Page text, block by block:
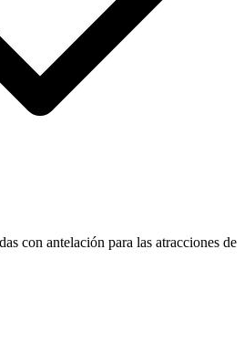
con antelación para las atracciones de